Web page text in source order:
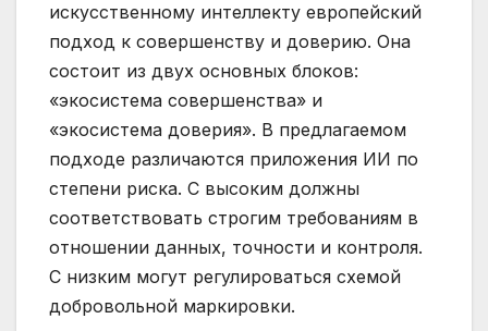
искусственному интеллекту европейский
подход к совершенству и доверию. Она
состоит из двух основных блоков:
«экосистема совершенства» и
«экосистема доверия». В предлагаемом
подходе различаются приложения ИИ по
степени риска. С высоким должны
соответствовать строгим требованиям в
отношении данных, точности и контроля.
С низким могут регулироваться схемой
добровольной маркировки.